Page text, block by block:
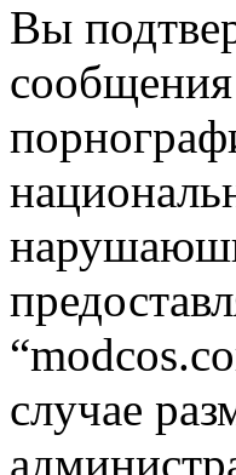
Вы
сообщения
случае